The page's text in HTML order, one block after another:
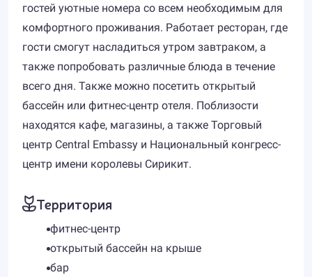
гостей уютные номера со всем необходимым для
комфортного проживания. Работает ресторан, где
гости смогут насладиться утром завтраком, а
также попробовать различные блюда в течение
всего дня. Также можно посетить открытый
бассейн или фитнес-центр отеля. Поблизости
находятся кафе, магазины, а также Торговый
центр Central Embassy и Национальный конгресс-
центр имени королевы Сирикит.
Территория
фитнес-центр
открытый бассейн на крыше
бар